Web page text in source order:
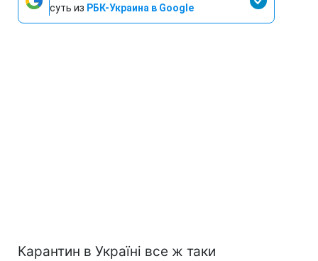
суть из РБК-Украина в Google
Карантин в Україні все ж таки